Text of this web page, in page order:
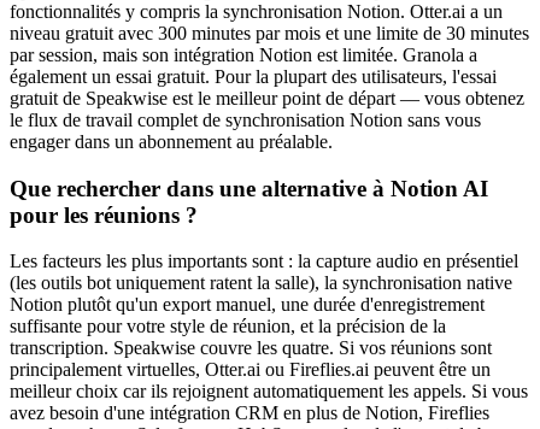
fonctionnalités y compris la synchronisation Notion. Otter.ai a un
niveau gratuit avec 300 minutes par mois et une limite de 30 minutes
par session, mais son intégration Notion est limitée. Granola a
également un essai gratuit. Pour la plupart des utilisateurs, l'essai
gratuit de Speakwise est le meilleur point de départ — vous obtenez
le flux de travail complet de synchronisation Notion sans vous
engager dans un abonnement au préalable.
Que rechercher dans une alternative à Notion AI
pour les réunions ?
Les facteurs les plus importants sont : la capture audio en présentiel
(les outils bot uniquement ratent la salle), la synchronisation native
Notion plutôt qu'un export manuel, une durée d'enregistrement
suffisante pour votre style de réunion, et la précision de la
transcription. Speakwise couvre les quatre. Si vos réunions sont
principalement virtuelles, Otter.ai ou Fireflies.ai peuvent être un
meilleur choix car ils rejoignent automatiquement les appels. Si vous
avez besoin d'une intégration CRM en plus de Notion, Fireflies